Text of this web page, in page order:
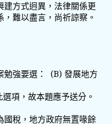
建方式迥異，法律關係更
難以盡言，尚祈諒察。
勉強要選： (B) 發展地方
項，故本題應予送分。
國稅，地方政府無置喙餘